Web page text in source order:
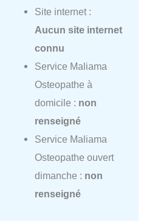
Site internet :
Aucun site internet
connu
Service Maliama
Osteopathe à
domicile : non
renseigné
Service Maliama
Osteopathe ouvert
dimanche : non
renseigné